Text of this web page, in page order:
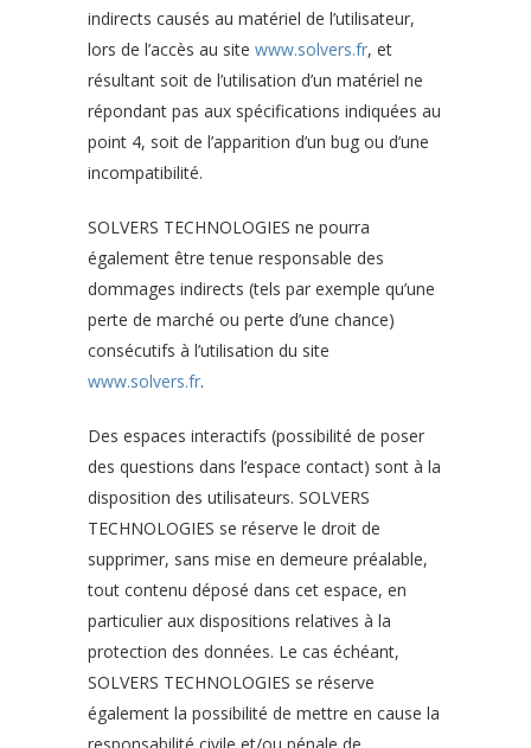
indirects causés au matériel de l’utilisateur,
lors de l’accès au site www.solvers.fr, et
résultant soit de l’utilisation d’un matériel ne
répondant pas aux spécifications indiquées au
point 4, soit de l’apparition d’un bug ou d’une
incompatibilité.
SOLVERS TECHNOLOGIES ne pourra
également être tenue responsable des
dommages indirects (tels par exemple qu’une
perte de marché ou perte d’une chance)
consécutifs à l’utilisation du site
www.solvers.fr.
Des espaces interactifs (possibilité de poser
des questions dans l’espace contact) sont à la
disposition des utilisateurs. SOLVERS
TECHNOLOGIES se réserve le droit de
supprimer, sans mise en demeure préalable,
tout contenu déposé dans cet espace, en
particulier aux dispositions relatives à la
protection des données. Le cas échéant,
SOLVERS TECHNOLOGIES se réserve
également la possibilité de mettre en cause la